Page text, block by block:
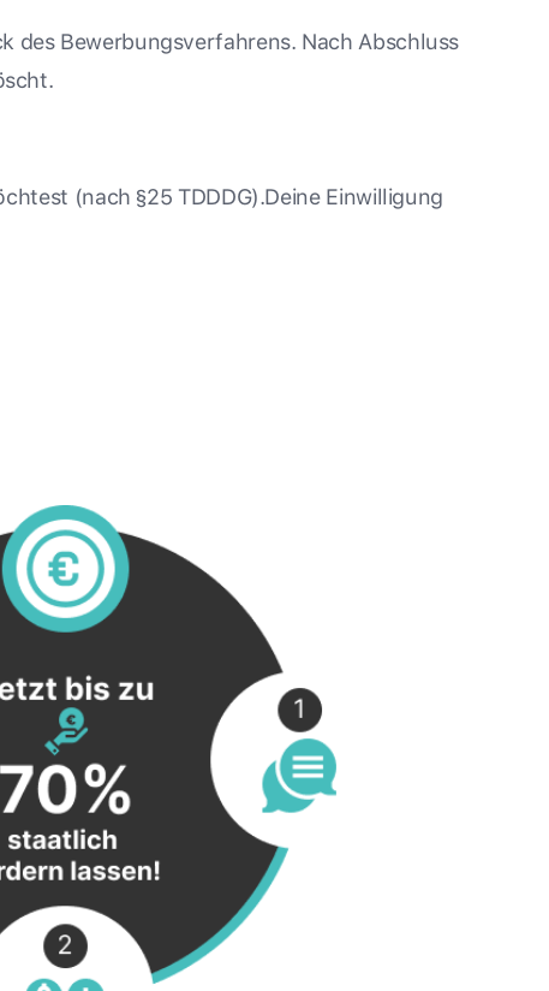
des Bewerbungsverfahrens. Nach Abschluss
(nach §25 TDDDG).Deine Einwilligung